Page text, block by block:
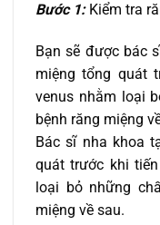
Bước 1:Kiểm tra
Bạn sẽ được bác
miệng tổng quát
venus nhằm loại
bệnh răng miệng
Bác sĩ nha khoa
quát trước khi
loại bỏ những
miệng về sau.